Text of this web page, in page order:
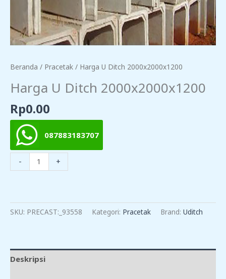
Beranda / Pracetak / Harga U Ditch 2000x2000x1200
Harga U Ditch 2000x2000x1200
Rp0.00
087883183707
-
Kuantitas
Harga
2000x2000x1200
+
SKU: PRECAST:_93558 Kategori: Pracetak Brand: Uditch
Deskripsi